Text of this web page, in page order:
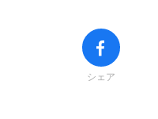
シェア